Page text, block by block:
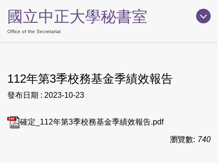
到
主
要
區
國立中正大學秘書室
Office of the Secretariat
112年第3季校務基金季績效報告
發布日期 : 2023-10-23
確定_112年第3季校務基金季績效報告.pdf
瀏覽數: 740